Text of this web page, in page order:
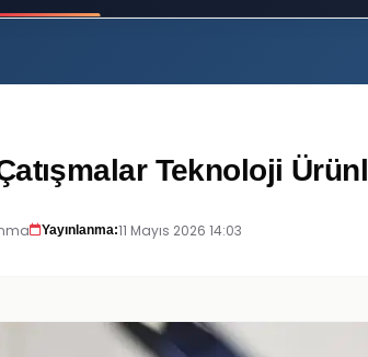
Teknoloji
Yayınlanma:11 Mayıs 2026 14:03